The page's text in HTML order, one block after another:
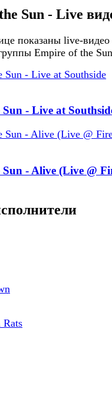
Sun - Live
показаны live-
Empire of the Sun
- Live at
- Alive (Live @
Rats